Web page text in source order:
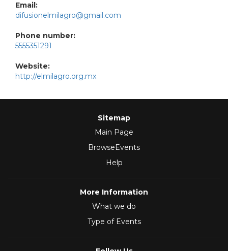
Email:
difusionelmilagro@gmail.com
Phone number:
5555351291
Website:
http://elmilagro.org.mx
Sitemap
Main Page
BrowseEvents
Help
More Information
What we do
Type of Events